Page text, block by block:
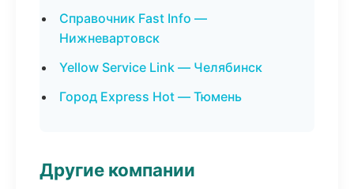
Справочник Fast Info —
Нижневартовск
Yellow Service Link — Челябинск
Город Express Hot — Тюмень
Другие компании